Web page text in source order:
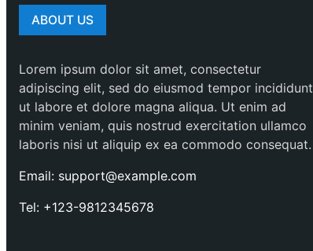
ABOUT US
Lorem ipsum dolor sit amet, consectetur
adipiscing elit, sed do eiusmod tempor incididunt
ut labore et dolore magna aliqua. Ut enim ad
minim veniam, quis nostrud exercitation ullamco
laboris nisi ut aliquip ex ea commodo consequat.
Email: support@example.com
Tel: +123-9812345678